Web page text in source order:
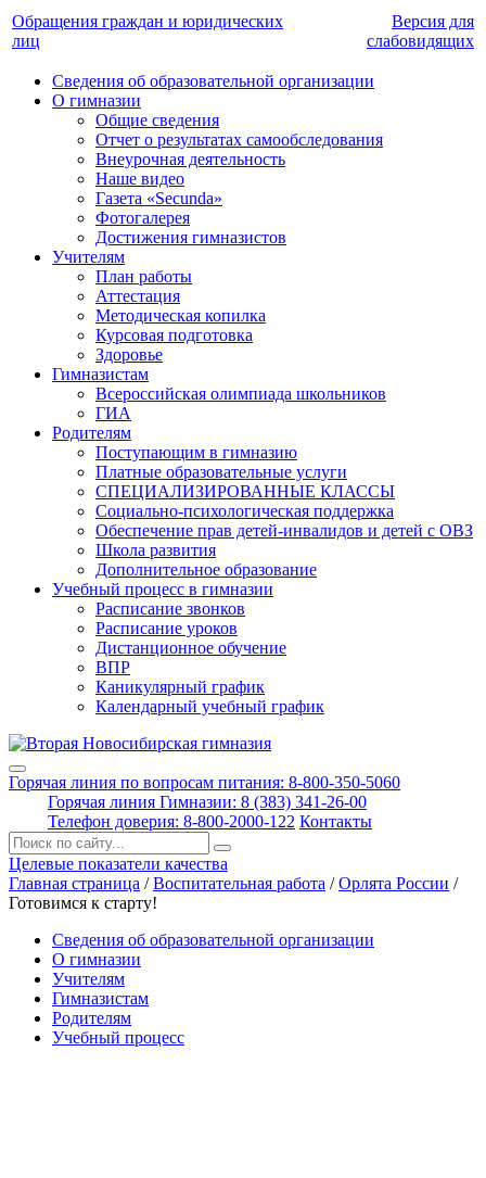
Обращения граждан и юридических
лиц
Версия для
слабовидящих
Сведения об образовательной организации
О гимназии
Общие сведения
Отчет о результатах самообследования
Внеурочная деятельность
Наше видео
Газета «Secunda»
Фотогалерея
Достижения гимназистов
Учителям
План работы
Аттестация
Методическая копилка
Курсовая подготовка
Здоровье
Гимназистам
Всероссийская олимпиада школьников
ГИА
Родителям
Поступающим в гимназию
Платные образовательные услуги
СПЕЦИАЛИЗИРОВАННЫЕ КЛАССЫ
Социально-психологическая поддержка
Обеспечение прав детей-инвалидов и детей с ОВЗ
Школа развития
Дополнительное образование
Учебный процесс в гимназии
Расписание звонков
Расписание уроков
Дистанционное обучение
ВПР
Каникулярный график
Календарный учебный график
Горячая линия по вопросам питания: 8-800-350-5060
Горячая линия Гимназии: 8 (383) 341-26-00
Телефон доверия: 8-800-2000-122 Контакты
Поиск:
Целевые показатели качества
Главная страница /Воспитательная работа /Орлята России /
Готовимся к старту!
Сведения об образовательной организации
О гимназии
Учителям
Гимназистам
Родителям
Учебный процесс